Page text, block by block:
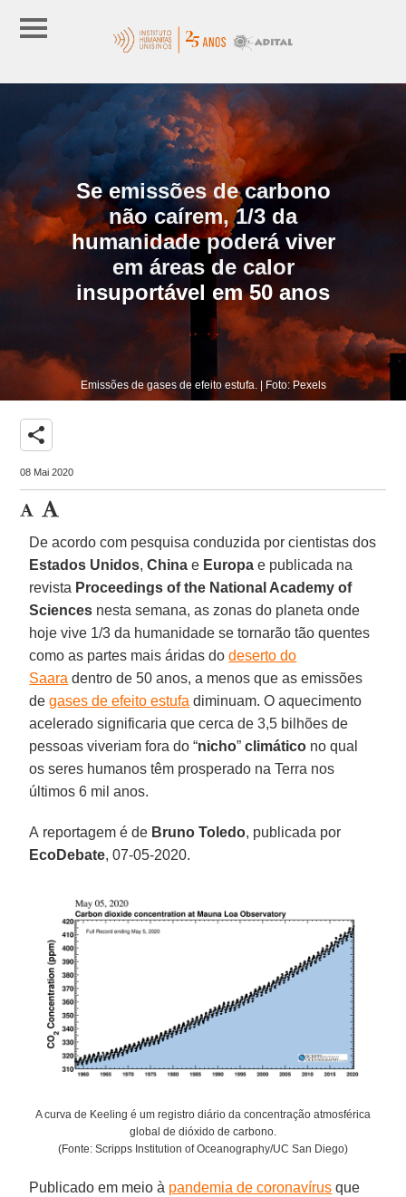
Se emissões de carbono
não caírem, 1/3 da
humanidade poderá viver
em áreas de calor
insuportável em 50 anos
Emissões de gases de efeito estufa. | Foto: Pexels
share
08 Mai 2020
De acordo com pesquisa conduzida por cientistas dos
Estados Unidos,China e Europa e publicada na
revista Proceedings of the National Academy of
Sciences nesta semana, as zonas do planeta onde
hoje vive 1/3 da humanidade se tornarão tão quentes
como as partes mais áridas dodeserto do
Saara dentro de 50 anos, a menos que as emissões
degases de efeito estufa diminuam. O aquecimento
acelerado significaria que cerca de 3,5 bilhões de
pessoas viveriam fora do “nicho”climático no qual
os seres humanos têm prosperado na Terra nos
últimos 6 mil anos.
A reportagem é de Bruno Toledo, publicada por
EcoDebate, 07-05-2020.
A curva de Keeling é um registro diário da concentração atmosférica
global de dióxido de carbono.
(Fonte: Scripps Institution of Oceanography/UC San Diego)
Publicado em meio à pandemia de coronavírus que